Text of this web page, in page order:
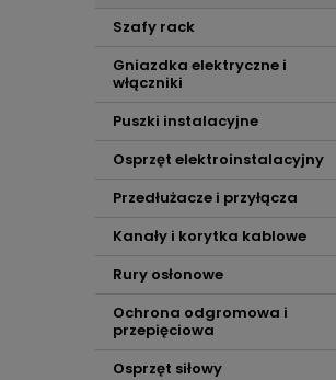
Szafy rack
Gniazdka elektryczne i
włączniki
Puszki instalacyjne
Osprzęt elektroinstalacyjny
Przedłużacze i przyłącza
Kanały i korytka kablowe
Rury osłonowe
Ochrona odgromowa i
przepięciowa
Osprzęt siłowy